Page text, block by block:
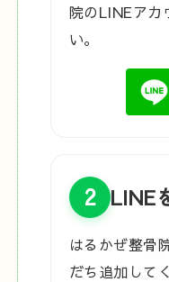
院のLINEアカ
い。
2 LINE
はるかぜ整骨
だち追加して